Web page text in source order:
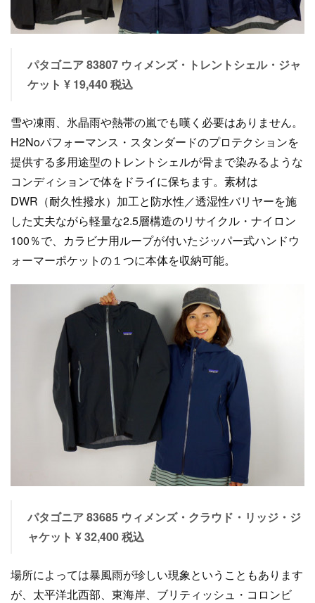
パタゴニア 83807 ウィメンズ・トレントシェル・ジャ
ケット ¥ 19,440 税込
雪や凍雨、氷晶雨や熱帯の嵐でも嘆く必要はありません。
H2Noパフォーマンス・スタンダードのプロテクションを
提供する多用途型のトレントシェルが骨まで染みるような
コンディションで体をドライに保ちます。素材は
DWR（耐久性撥水）加工と防水性／透湿性バリヤーを施
した丈夫ながら軽量な2.5層構造のリサイクル・ナイロン
100％で、カラビナ用ループが付いたジッパー式ハンドウ
ォーマーポケットの１つに本体を収納可能。
パタゴニア 83685 ウィメンズ・クラウド・リッジ・ジ
ャケット ¥ 32,400 税込
場所によっては暴風雨が珍しい現象ということもあります
が、太平洋北西部、東海岸、ブリティッシュ・コロンビ